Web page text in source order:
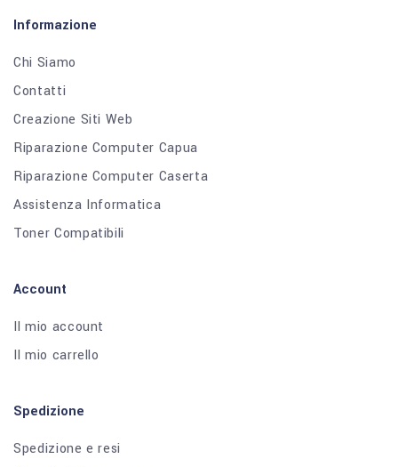
Informazione
Chi Siamo
Contatti
Creazione Siti Web
Riparazione Computer Capua
Riparazione Computer Caserta
Assistenza Informatica
Toner Compatibili
Account
Il mio account
Il mio carrello
Spedizione
Spedizione e resi